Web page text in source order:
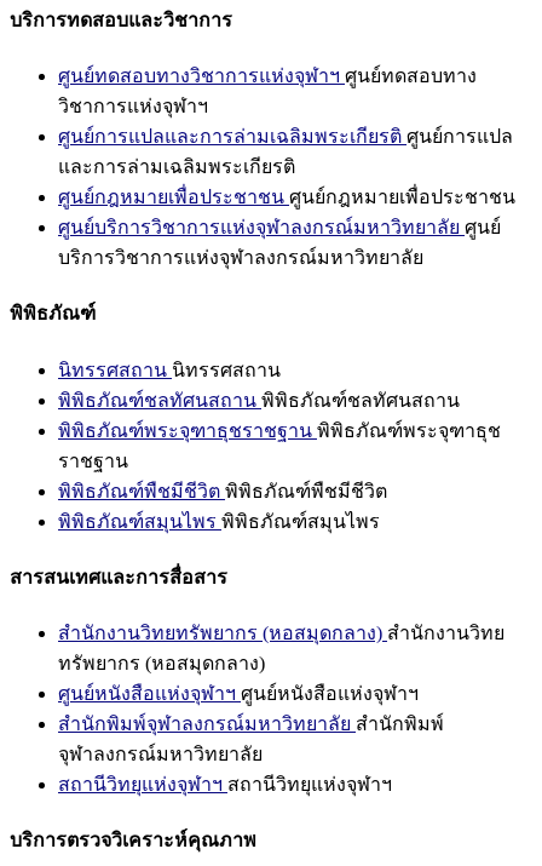
บริการทดสอบและวิชาการ
ศูนย์ทดสอบทางวิชาการแห่งจุฬาฯ ศูนย์ทดสอบทาง
วิชาการแห่งจุฬาฯ
ศูนย์การแปลและการล่ามเฉลิมพระเกียรติ ศูนย์การแปล
และการล่ามเฉลิมพระเกียรติ
ศูนย์กฎหมายเพื่อประชาชน ศูนย์กฎหมายเพื่อประชาชน
ศูนย์บริการวิชาการแห่งจุฬาลงกรณ์มหาวิทยาลัย ศูนย์
บริการวิชาการแห่งจุฬาลงกรณ์มหาวิทยาลัย
พิพิธภัณฑ์
นิทรรศสถาน นิทรรศสถาน
พิพิธภัณฑ์ชลทัศนสถาน พิพิธภัณฑ์ชลทัศนสถาน
พิพิธภัณฑ์พระจุฑาธุชราชฐาน พิพิธภัณฑ์พระจุฑาธุช
ราชฐาน
พิพิธภัณฑ์พืชมีชีวิต พิพิธภัณฑ์พืชมีชีวิต
พิพิธภัณฑ์สมุนไพร พิพิธภัณฑ์สมุนไพร
สารสนเทศและการสื่อสาร
สำนักงานวิทยทรัพยากร (หอสมุดกลาง) สำนักงานวิทย
ทรัพยากร (หอสมุดกลาง)
ศูนย์หนังสือแห่งจุฬาฯ ศูนย์หนังสือแห่งจุฬาฯ
สำนักพิมพ์จุฬาลงกรณ์มหาวิทยาลัย สำนักพิมพ์
จุฬาลงกรณ์มหาวิทยาลัย
สถานีวิทยุแห่งจุฬาฯ สถานีวิทยุแห่งจุฬาฯ
บริการตรวจวิเคราะห์คุณภาพ